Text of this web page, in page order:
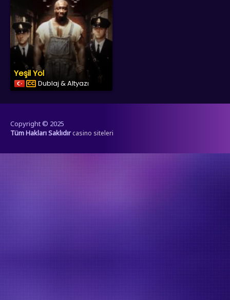
Yeşil Yol
Dublaj & Altyazı
Copyright © 2025
Tüm Hakları Saklıdır casino siteleri